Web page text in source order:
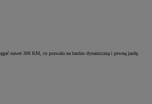
nawet 306 KM, co pozwala na bardzo dynamiczną i pewną jazdę.